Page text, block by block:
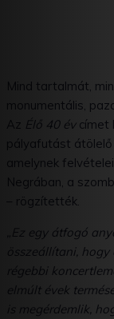
Mind tartalmát,
monumentális,
Az Élő 40 évcímet
pályafutást
amelynek
Negrában, a
– rögzítették.
„Ez egy átfogó
összeállítani,
régebbi
elmúlt évek
is megérdemlik,